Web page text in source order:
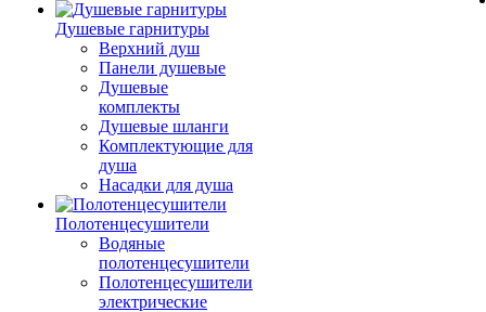
Душевые гарнитуры
Верхний душ
Панели душевые
Душевые
комплекты
Душевые шланги
Комплектующие для
душа
Насадки для душа
Полотенцесушители
Водяные
полотенцесушители
Полотенцесушители
электрические